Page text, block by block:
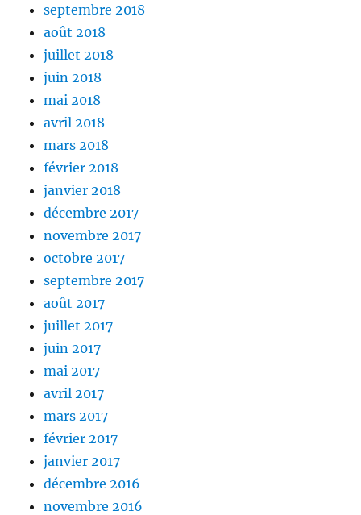
septembre 2018
août 2018
juillet 2018
juin 2018
mai 2018
avril 2018
mars 2018
février 2018
janvier 2018
décembre 2017
novembre 2017
octobre 2017
septembre 2017
août 2017
juillet 2017
juin 2017
mai 2017
avril 2017
mars 2017
février 2017
janvier 2017
décembre 2016
novembre 2016